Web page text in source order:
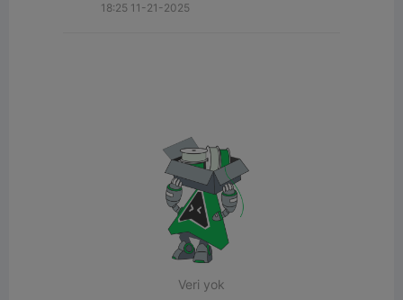
18:25 11-21-2025
Veri yok